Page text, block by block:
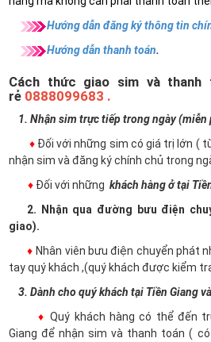
Hướng dẫn đăng ký thông tin
Hướng dẫn thanh toán.
Cách thức giao sim và
rẻ 0888099683 .
1. Nhận sim trực tiếp trong ngày (miễn
♦ Đối với những sim có giá trị lớn (
nhận sim và đăng ký chính chủ trong
♦ Đối với những khách hàng ở tại
2. Nhận qua đường bưu điện
giao).
♦ Nhân viên bưu điện chuyển phát
tay quý khách ,(quý khách được kiểm
3. Dành cho quý khách tại Tiền Giang
♦ Quý khách hàng có thể đến
Giang để nhận sim và thanh toán (